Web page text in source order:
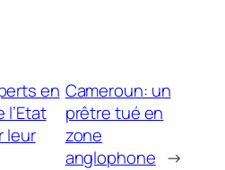
en
l’Etat
leur
Cameroun: un
prêtre tué en
zone
anglophone →